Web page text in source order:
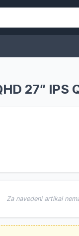
27″ IPS
Za navedeni artikal